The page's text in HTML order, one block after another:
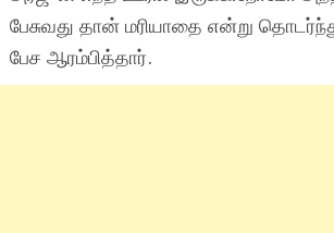
பேசுவது தான் மரியாதை என்று
பேச ஆரம்பித்தார்.